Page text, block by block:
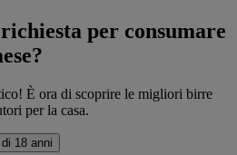
per consumare
È ora di scoprire le migliori birre
per la casa.
18 anni